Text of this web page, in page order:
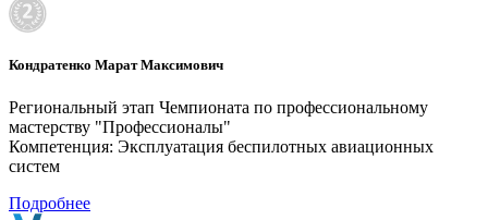
Кондратенко Марат Максимович
Региональный этап Чемпионата по профессиональному
мастерству "Профессионалы"
Компетенция: Эксплуатация беспилотных авиационных
систем
Подробнее